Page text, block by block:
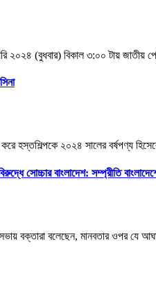
২০২৪ (বুধবার) বিকাল ৩:০০ টায়
হস্তশিল্পকে ২০২৪ সালের বর্ষপণ্য
সোচ্চার বাংলাদেশ: সম্প্রীতি
বক্তারা বলেছেন, মানবতার ওপর যে